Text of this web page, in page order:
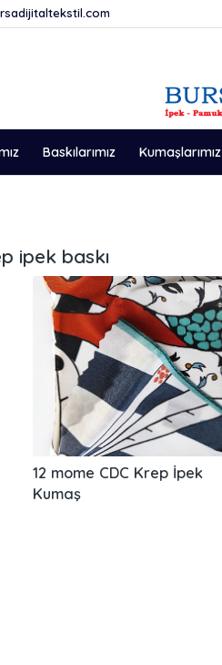
Baskılarımız Kumaşlarımız
ipek baskı
12 mome CDC Krep İpek
Kumaş